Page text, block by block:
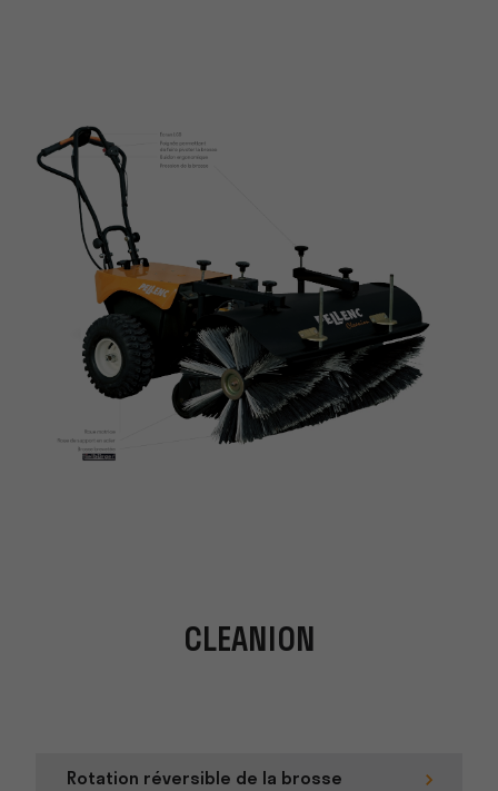
CLEANION
Rotation réversible de la brosse